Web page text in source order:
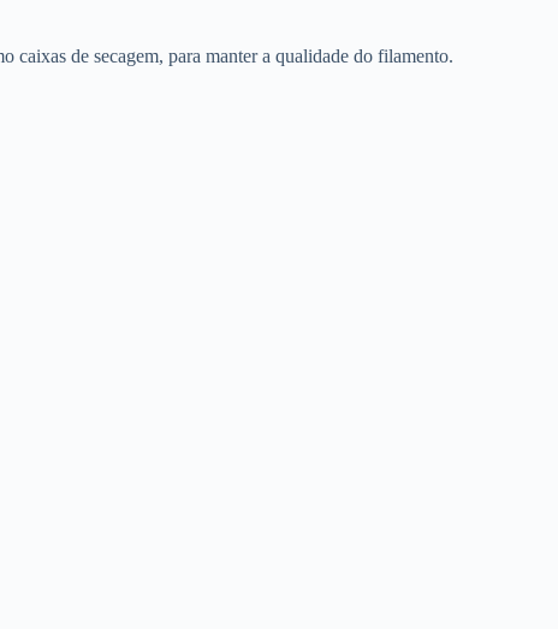
caixas de secagem, para manter a qualidade do filamento.